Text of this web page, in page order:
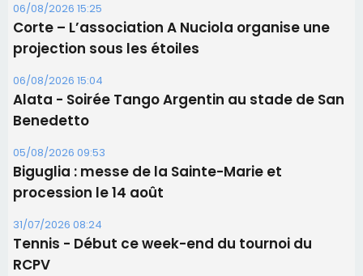
06/08/2026 15:25
Corte – L’association A Nuciola organise une
projection sous les étoiles
06/08/2026 15:04
Alata - Soirée Tango Argentin au stade de San
Benedetto
05/08/2026 09:53
Biguglia : messe de la Sainte-Marie et
procession le 14 août
31/07/2026 08:24
Tennis - Début ce week-end du tournoi du
RCPV